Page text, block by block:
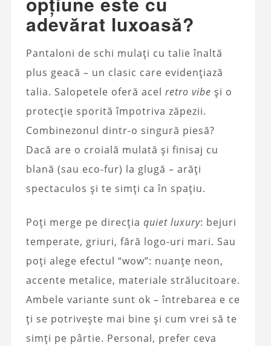
adevărat luxoasă?
Pantaloni de schi mulați cu talie înaltă
plus geacă – un clasic care evidențiază
talia. Salopetele oferă acel retro vibe și o
protecție sporită împotriva zăpezii.
Combinezonul dintr-o singură piesă?
Dacă are o croială mulată și finisaj cu
blană (sau eco-fur) la glugă – arăți
spectaculos și te simți ca în spațiu.
Poți merge pe direcția quiet luxury: bejuri
temperate, griuri, fără logo-uri mari. Sau
poți alege efectul “wow”: nuanțe neon,
accente metalice, materiale strălucitoare.
Ambele variante sunt ok – întrebarea e ce
ți se potrivește mai bine și cum vrei să te
simți pe pârtie. Personal, prefer ceva